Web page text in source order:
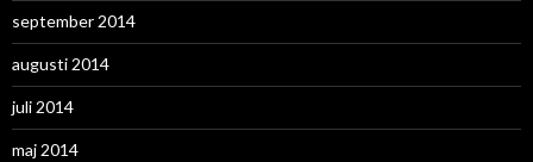
september 2014
augusti 2014
juli 2014
maj 2014